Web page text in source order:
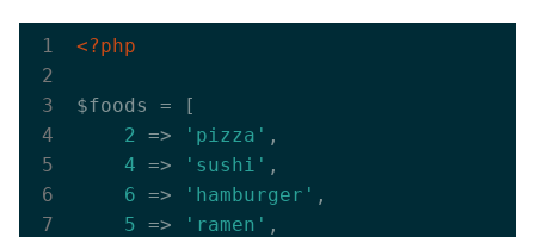
<?php
$foods = [
2
=> 'pizza' ,
4 => 'sushi' ,
6 => 'hamburger' ,
5 => 'ramen' ,